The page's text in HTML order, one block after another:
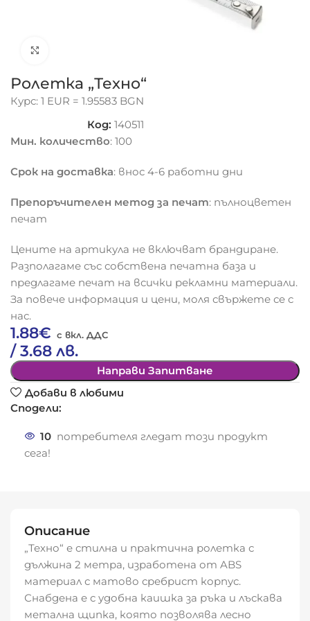
Ролетка „Техно“
Курс: 1 EUR = 1.95583 BGN
Код:140511
Мин. количество: 100
Срок на доставка: внос 4-6 работни дни
Препоръчителен метод за печат: пълноцветен
печат
Цените на артикула не включват брандиране.
Разполагаме със собствена печатна база и
предлагаме печат на всички рекламни материали.
За повече информация и цени, моля свържете се с
нас.
1.88€
/ 3.68 лв.
Направи Запитване
Добави в любими
Сподели:
10 потребителя гледат този продукт
сега!
Описание
„Техно“ е стилна и практична ролетка с
дължина 2 метра, изработена от ABS
материал с матово сребрист корпус.
Снабдена е с удобна каишка за ръка и лъскава
метална щипка, която позволява лесно